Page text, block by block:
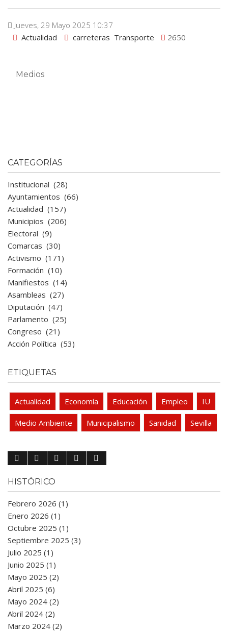
Jueves, 29 Mayo 2025 10:37
Actualidad
carreteras Transporte 2650
Medios
CATEGORÍAS
Institucional (28)
Ayuntamientos (66)
Actualidad (157)
Municipios (206)
Electoral (9)
Comarcas (30)
Activismo (171)
Formación (10)
Manifiestos (14)
Asambleas (27)
Diputación (47)
Parlamento (25)
Congreso (21)
Acción Política (53)
ETIQUETAS
Actualidad Economía Educación Empleo IU
Medio Ambiente Municipalismo Sanidad Sevilla
HISTÓRICO
Febrero 2026 (1)
Enero 2026 (1)
Octubre 2025 (1)
Septiembre 2025 (3)
Julio 2025 (1)
Junio 2025 (1)
Mayo 2025 (2)
Abril 2025 (6)
Mayo 2024 (2)
Abril 2024 (2)
Marzo 2024 (2)